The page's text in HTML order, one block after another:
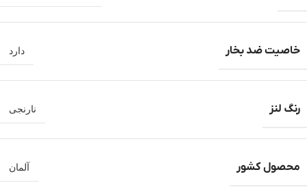
خاصیت ضد بخار دارد
رنگ لنز نارنجی
محصول کشور آلمان